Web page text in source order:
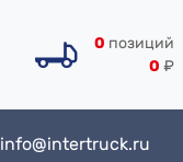
0 позиций
0 ₽
info@intertruck.ru